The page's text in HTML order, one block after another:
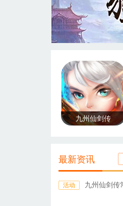
九州仙剑传
最新资讯
活动 九州仙剑传